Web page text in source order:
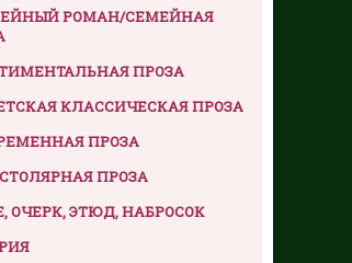
РОМАН/СЕМЕЙНАЯ
ПРОЗА
КЛАССИЧЕСКАЯ ПРОЗА
ПРОЗА
ПРОЗА
ОЧЕРК, ЭТЮД, НАБРОСОК